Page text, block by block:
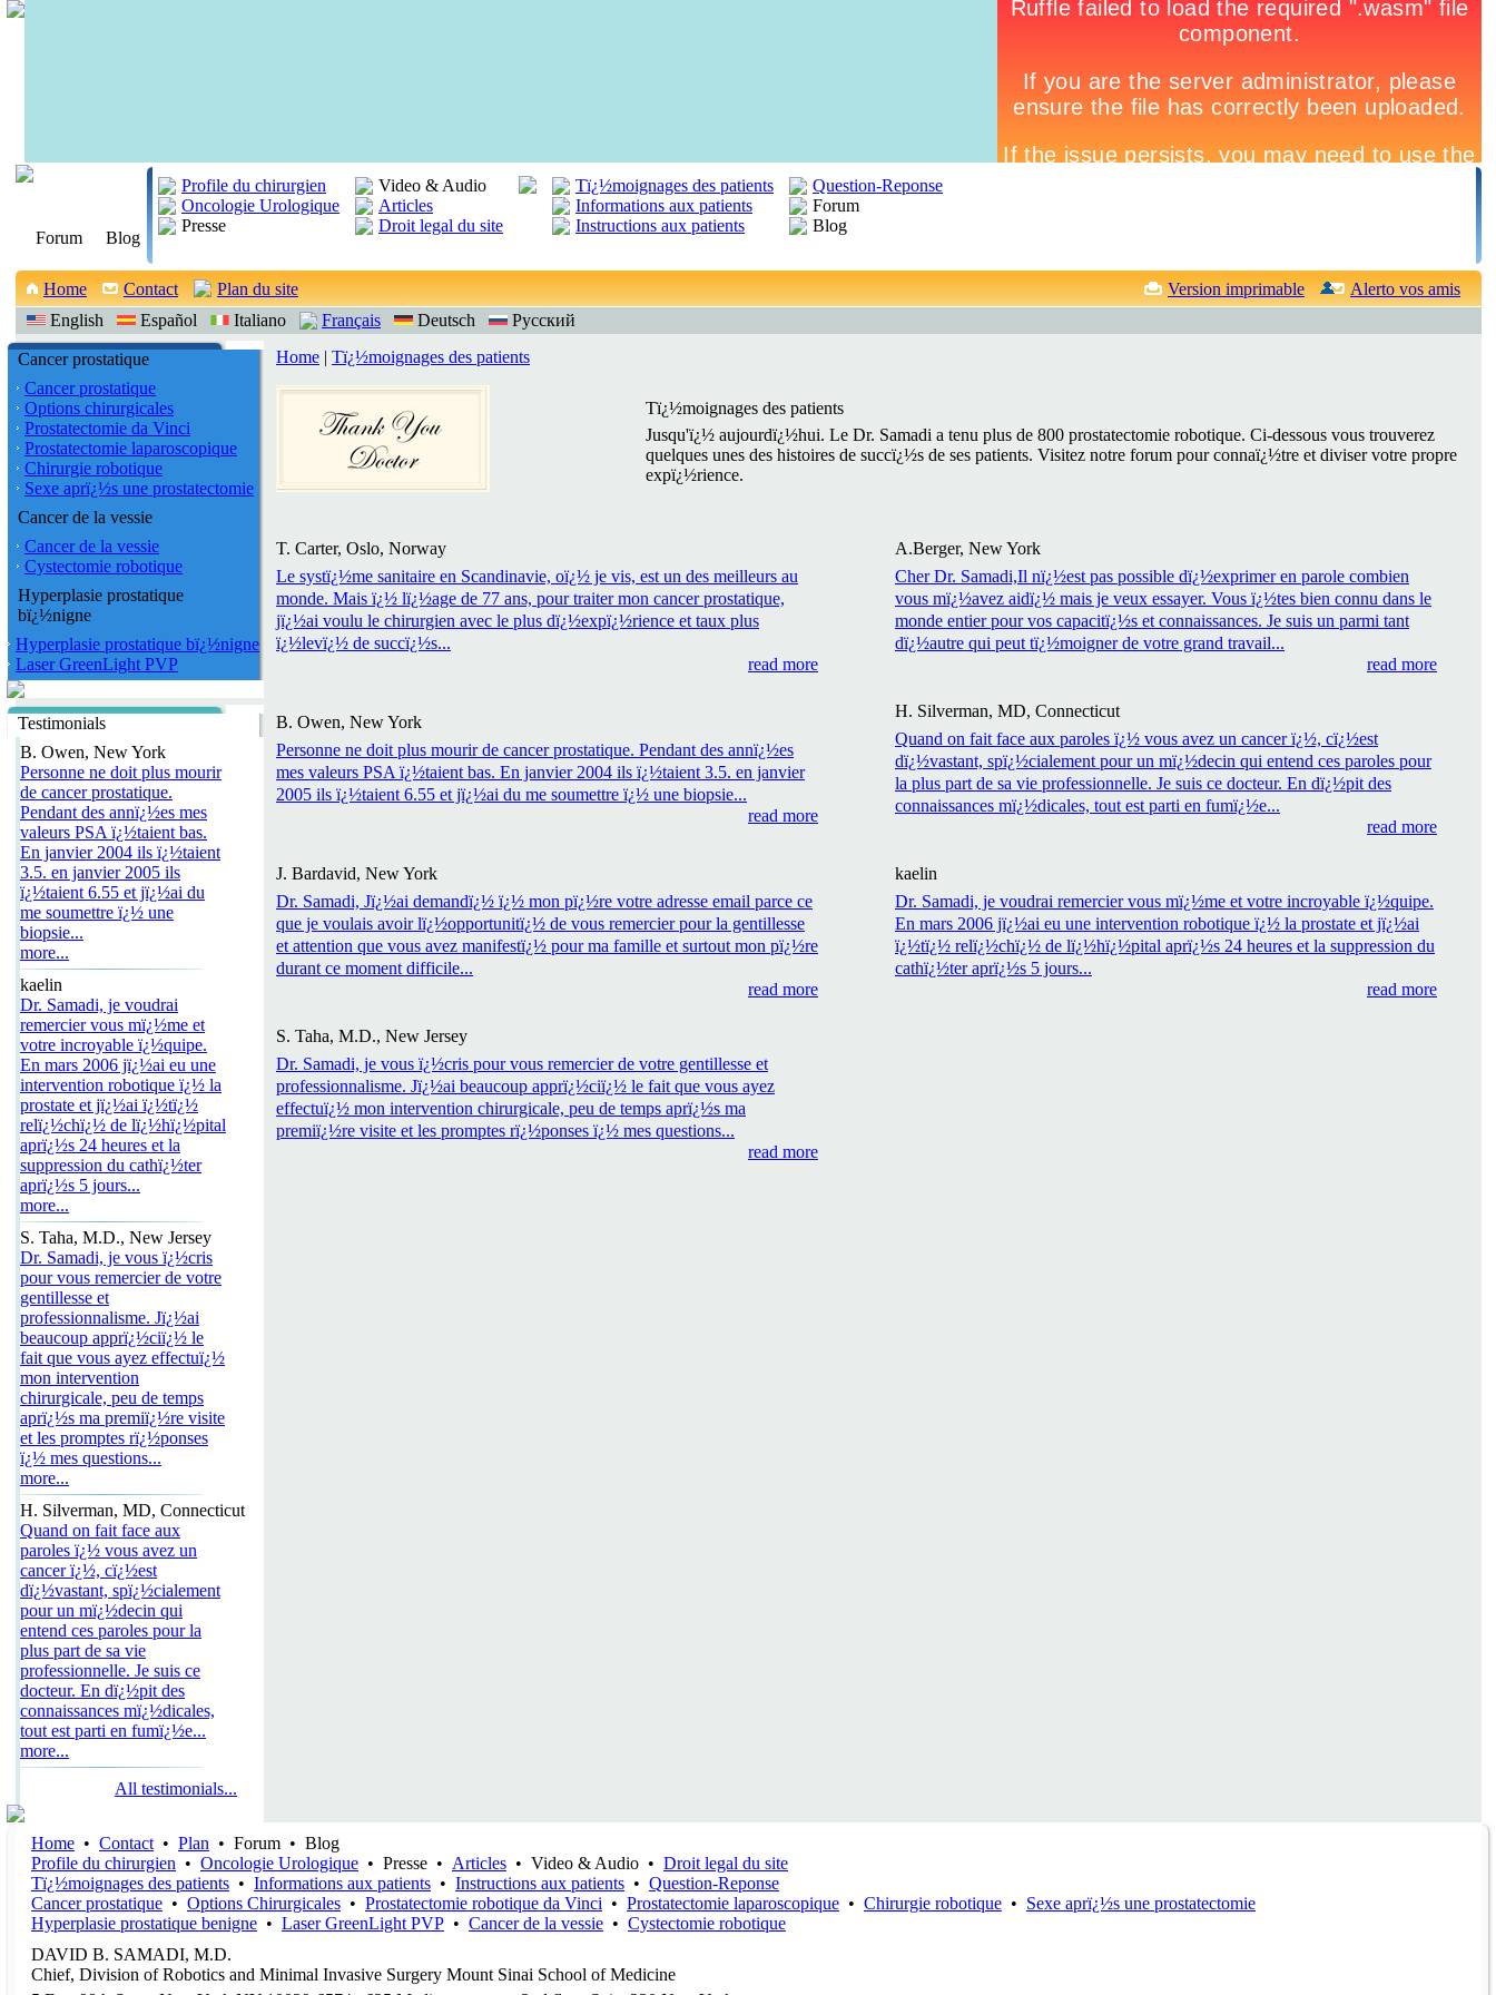
Forum Blog
Profile du chirurgien
Oncologie Urologique
Presse
Video & Audio
Articles
Droit legal du site
Tï¿½moignages des patients
Informations aux patients
Instructions aux patients
Question-Reponse
Forum
Blog
Home Contact Plan du site Version imprimable
Alerto vos amis
English
Español Italiano Français Deutsch Русский
Cancer prostatique
Cancer prostatique
Options chirurgicales
Prostatectomie da Vinci
Prostatectomie laparoscopique
Chirurgie robotique
Sexe aprï¿½s une prostatectomie
Cancer de la vessie
Cancer de la vessie
Cystectomie robotique
Hyperplasie prostatique
bï¿½nigne
Hyperplasie prostatique bï¿½nigne
Laser GreenLight PVP
Testimonials
B. Owen, New York
Personne ne doit plus mourir
de cancer prostatique.
Pendant des annï¿½es mes
valeurs PSA ï¿½taient bas.
En janvier 2004 ils ï¿½taient
3.5. en janvier 2005 ils
ï¿½taient 6.55 et jï¿½ai du
me soumettre ï¿½ une
biopsie...
more...
kaelin
Dr. Samadi, je voudrai
remercier vous mï¿½me et
votre incroyable ï¿½quipe.
En mars 2006 jï¿½ai eu une
intervention robotique ï¿½ la
prostate et jï¿½ai ï¿½tï¿½
relï¿½chï¿½ de lï¿½hï¿½pital
aprï¿½s 24 heures et la
suppression du cathï¿½ter
aprï¿½s 5 jours...
more...
S. Taha, M.D., New Jersey
Dr. Samadi, je vous ï¿½cris
pour vous remercier de votre
gentillesse et
professionnalisme. Jï¿½ai
beaucoup apprï¿½ciï¿½ le
fait que vous ayez effectuï¿½
mon intervention
chirurgicale, peu de temps
aprï¿½s ma premiï¿½re visite
et les promptes rï¿½ponses
ï¿½ mes questions...
more...
H. Silverman, MD, Connecticut
Quand on fait face aux
paroles ï¿½ vous avez un
cancer ï¿½, cï¿½est
dï¿½vastant, spï¿½cialement
pour un mï¿½decin qui
entend ces paroles pour la
plus part de sa vie
professionnelle. Je suis ce
docteur. En dï¿½pit des
connaissances mï¿½dicales,
tout est parti en fumï¿½e...
more...
All testimonials...
Home | Tï¿½moignages des patients
Tï¿½moignages des patients
Jusqu'ï¿½ aujourdï¿½hui. Le Dr. Samadi a tenu plus de 800 prostatectomie robotique. Ci-dessous vous trouverez
quelques unes des histoires de succï¿½s de ses patients. Visitez notre forum pour connaï¿½tre et diviser votre propre
expï¿½rience.
T. Carter, Oslo, Norway
Le systï¿½me sanitaire en Scandinavie, oï¿½ je vis, est un des meilleurs au
monde. Mais ï¿½ lï¿½age de 77 ans, pour traiter mon cancer prostatique,
jï¿½ai voulu le chirurgien avec le plus dï¿½expï¿½rience et taux plus
ï¿½levï¿½ de succï¿½s...
read more
A.Berger, New York
Cher Dr. Samadi,Il nï¿½est pas possible dï¿½exprimer en parole combien
vous mï¿½avez aidï¿½ mais je veux essayer. Vous ï¿½tes bien connu dans le
monde entier pour vos capacitï¿½s et connaissances. Je suis un parmi tant
dï¿½autre qui peut tï¿½moigner de votre grand travail...
read more
B. Owen, New York
Personne ne doit plus mourir de cancer prostatique. Pendant des annï¿½es
mes valeurs PSA ï¿½taient bas. En janvier 2004 ils ï¿½taient 3.5. en janvier
2005 ils ï¿½taient 6.55 et jï¿½ai du me soumettre ï¿½ une biopsie...
read more
H. Silverman, MD, Connecticut
Quand on fait face aux paroles ï¿½ vous avez un cancer ï¿½, cï¿½est
dï¿½vastant, spï¿½cialement pour un mï¿½decin qui entend ces paroles pour
la plus part de sa vie professionnelle. Je suis ce docteur. En dï¿½pit des
connaissances mï¿½dicales, tout est parti en fumï¿½e...
read more
J. Bardavid, New York
Dr. Samadi, Jï¿½ai demandï¿½ ï¿½ mon pï¿½re votre adresse email parce ce
que je voulais avoir lï¿½opportunitï¿½ de vous remercier pour la gentillesse
et attention que vous avez manifestï¿½ pour ma famille et surtout mon pï¿½re
durant ce moment difficile...
read more
kaelin
Dr. Samadi, je voudrai remercier vous mï¿½me et votre incroyable ï¿½quipe.
En mars 2006 jï¿½ai eu une intervention robotique ï¿½ la prostate et jï¿½ai
ï¿½tï¿½ relï¿½chï¿½ de lï¿½hï¿½pital aprï¿½s 24 heures et la suppression du
cathï¿½ter aprï¿½s 5 jours...
read more
S. Taha, M.D., New Jersey
Dr. Samadi, je vous ï¿½cris pour vous remercier de votre gentillesse et
professionnalisme. Jï¿½ai beaucoup apprï¿½ciï¿½ le fait que vous ayez
effectuï¿½ mon intervention chirurgicale, peu de temps aprï¿½s ma
premiï¿½re visite et les promptes rï¿½ponses ï¿½ mes questions...
read more
Home • Contact • Plan • Forum • Blog
Profile du chirurgien • Oncologie Urologique • Presse • Articles • Video & Audio • Droit legal du site
Tï¿½moignages des patients • Informations aux patients • Instructions aux patients • Question-Reponse
Cancer prostatique • Options Chirurgicales • Prostatectomie robotique da Vinci • Prostatectomie laparoscopique • Chirurgie robotique • Sexe aprï¿½s une prostatectomie
Hyperplasie prostatique benigne • Laser GreenLight PVP • Cancer de la vessie • Cystectomie robotique
DAVID B. SAMADI, M.D.
Chief, Division of Robotics and Minimal Invasive Surgery Mount Sinai School of Medicine